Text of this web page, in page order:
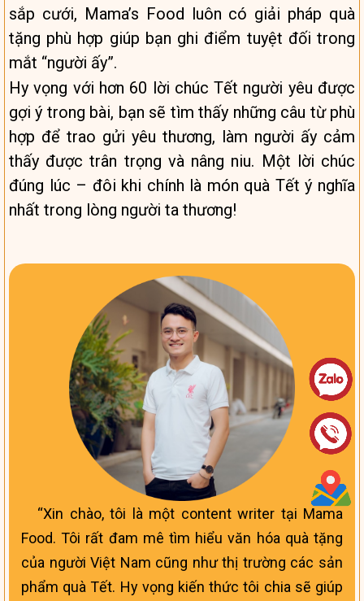
sắp cưới, Mama’s Food luôn có giải pháp quà
tặng phù hợp giúp bạn ghi điểm tuyệt đối trong
mắt “người ấy”.
Hy vọng với hơn 60 lời chúc Tết người yêu được
gợi ý trong bài, bạn sẽ tìm thấy những câu từ phù
hợp để trao gửi yêu thương, làm người ấy cảm
thấy được trân trọng và nâng niu. Một lời chúc
đúng lúc – đôi khi chính là món quà Tết ý nghĩa
nhất trong lòng người ta thương!
Xin chào, tôi là một content writer tại Mama
Food. Tôi rất đam mê tìm hiểu văn hóa quà tặng
của người Việt Nam cũng như thị trường các sản
phẩm quà Tết. Hy vọng kiến thức tôi chia sẽ giúp